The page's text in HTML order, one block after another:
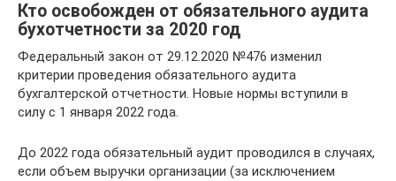
Кто освобожден от обязательного аудита
бухотчетности за 2020 год
Федеральный закон от 29.12.2020 №476 изменил
критерии проведения обязательного аудита
бухгалтерской отчетности. Новые нормы вступили в
силу с 1 января 2022 года.
До 2022 года обязательный аудит проводился в случаях,
если объем выручки организации (за исключением